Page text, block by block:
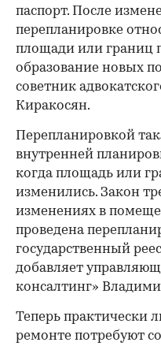
паспорт. После
перепланировке
площади или границ
образование новых
советник
Киракосян.
Перепланировкой
внутренней
когда площадь или
изменились. Закон
изменениях в
проведена
государственный
добавляет
консалтинг»
Теперь практически
ремонте потребуют